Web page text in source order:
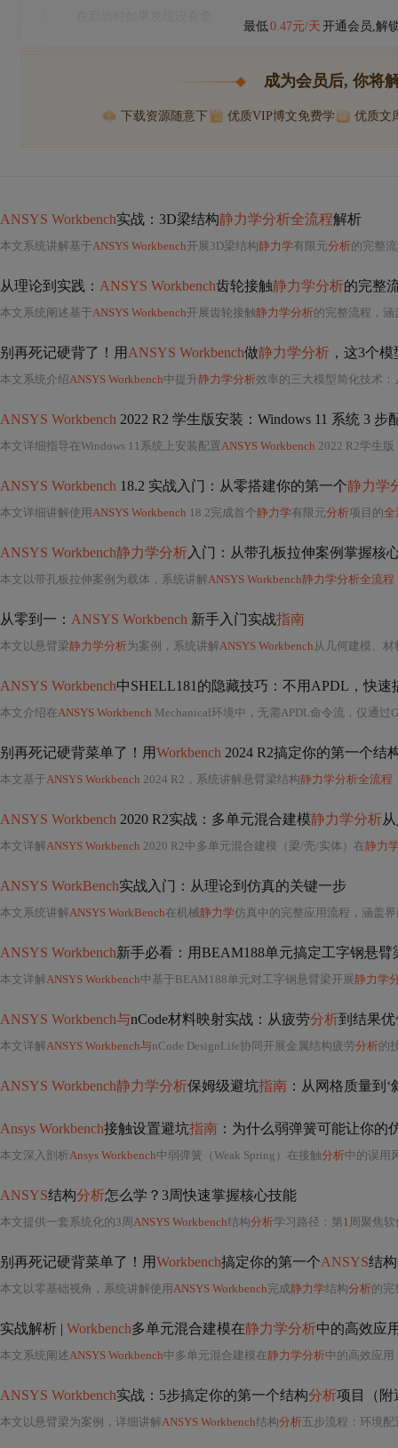
最低0.47元/天 开通会员,解
成为会员后, 你将
下载资源随意下 优质VIP博文免费学 优质文
ANSYS Workbench实战：3D梁结构静力学分析全流程解析
本文系统讲解基于ANSYS Workbench开展3D梁结构静力学有限元分析的完整流程，涵
从理论到实践： ANSYS Workbench齿轮接触静力学分析的完整
本文系统阐述基于ANSYS Workbench开展齿轮接触静力学分析的完整流程，涵盖几何简化、材料定义、接触对设置（Frictional+Augmented
别再死记硬背了！用 ANSYS Workbench做静力学分析 ，这3个
本文系统介绍ANSYS Workbench中提升静力学分析效率的三大模型简化技术
ANSYS Workbench 2022 R2 学生版安装：Windows 11 系统 3 步
本文详细指导在Windows 11系统上安装配置ANSYS Workbench 2022 R2学生
ANSYS Workbench 18.2 实战入门：从零搭建你的第一个静力学
本文详细讲解使用ANSYS Workbench 18.2完成首个静力学有限元分析项目的全
ANSYS Workbench静力学分析入门：从带孔板拉伸案例掌握核
本文以带孔板拉伸案例为载体，系统讲解ANSYS Workbench静力学分析全流程
从零到一： ANSYS Workbench 新手入门实战指南
本文以悬臂梁静力学分析为案例，系统讲解ANSYS Workbench从几何建模、材
ANSYS Workbench中SHELL181的隐藏技巧：不用APDL，快速
本文介绍在ANSYS Workbench Mechanical环境中，无需APDL命令流，仅通过GUI操
别再死记硬背菜单了！用Workbench 2024 R2搞定你的第一个结
本文基于ANSYS Workbench 2024 R2，系统讲解悬臂梁结构静力学分析全流程
ANSYS Workbench 2020 R2实战：多单元混合建模静力学分析
本文详解ANSYS Workbench 2020 R2中多单元混合建模（梁/壳/实体）在静力
ANSYS WorkBench实战入门：从理论到仿真的关键一步
本文系统讲解ANSYS WorkBench在机械静力学仿真中的完整应用流程，涵盖界面认知、前处
ANSYS Workbench新手必看：用BEAM188单元搞定工字钢悬臂
本文详解ANSYS Workbench中基于BEAM188单元对工字钢悬臂梁开展静力学
ANSYS Workbench与nCode材料映射实战：从疲劳分析到结果优
本文详解ANSYS Workbench与nCode DesignLife协同开展金属结构疲劳分析的技术路
ANSYS Workbench静力学分析保姆级避坑指南 ：从网格质量到‘
Ansys Workbench接触设置避坑指南 ：为什么弱弹簧可能让你的
本文深入剖析Ansys Workbench中弱弹簧（Weak Spring）在接触分析中的误用风险，指出其掩盖刚体平移本质、
ANSYS结构分析怎么学？3周快速掌握核心技能
本文提供一套系统化的3周 ANSYS Workbench结构分析学习路径：第1 周聚焦软件安装
别再死记硬背菜单了！用Workbench搞定你的第一个ANSYS结构
本文以零基础视角，系统讲解使用ANSYS Workbench完成静力学结构分析的完整
实战解析 | Workbench多单元混合建模在静力学分析中的高效应
本文系统阐述ANSYS Workbench中多单元混合建模在静力学分析中的高效应用，涵盖壳单元、梁单元、实体
ANSYS Workbench实战：5步搞定你的第一个结构分析项目（附
本文以悬臂梁为案例，详细讲解ANSYS Workbench结构分析五步流程：环境配置、